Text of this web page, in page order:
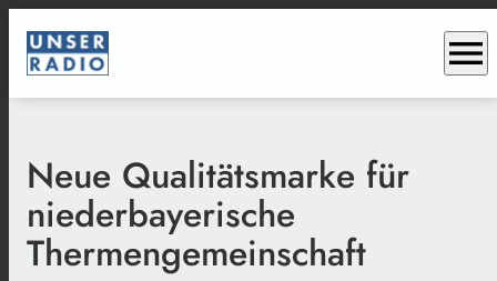
menu
Neue Qualitätsmarke für
niederbayerische
Thermengemeinschaft